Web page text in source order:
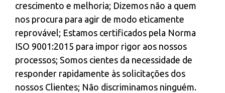
crescimento e melhoria; Dizemos não a quem
nos procura para agir de modo eticamente
reprovável; Estamos certificados pela Norma
ISO 9001:2015 para impor rigor aos nossos
processos; Somos cientes da necessidade de
responder rapidamente às solicitações dos
nossos Clientes; Não discriminamos ninguém.